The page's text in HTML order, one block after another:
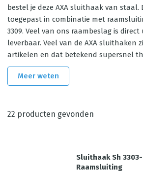
bestel je deze AXA sluithaak van staal.
toegepast in combinatie met
3309. Veel van ons raambeslag is
leverbaar. Veel van de AXA sluithaken
artikelen en dat betekend supersnel
Meer weten
22 producten gevonden
Sluithaak Sh
Raamsluiting